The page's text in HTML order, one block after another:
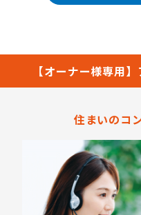
【オーナー様専用
住まいのコ